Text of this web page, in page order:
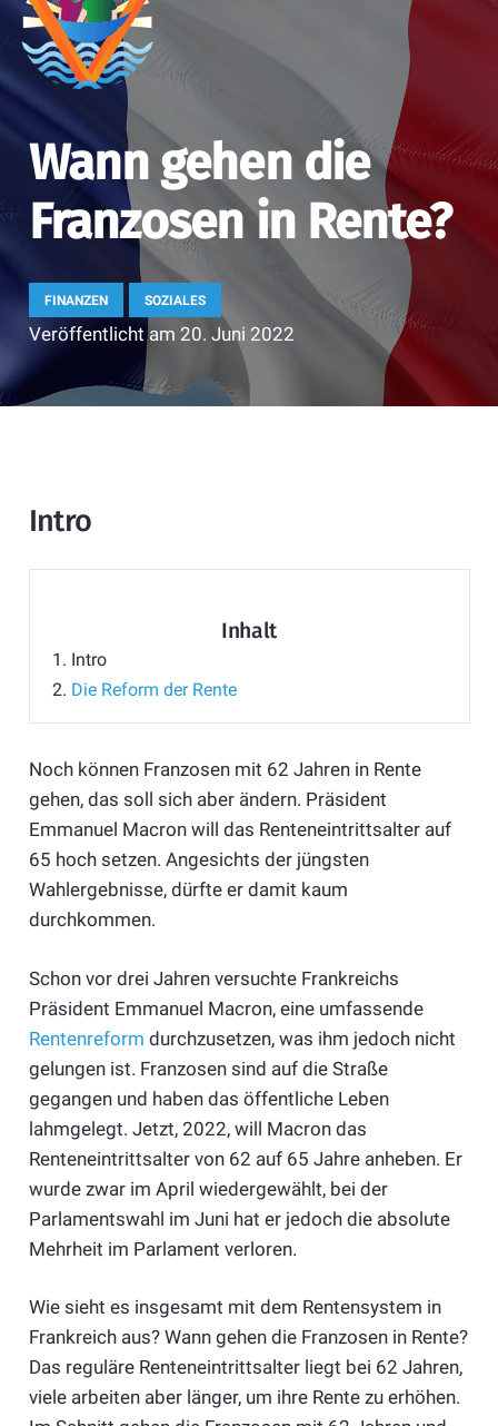
Wann gehen die
Franzosen in Rente?
FINANZEN SOZIALES
Veröffentlicht am 20. Juni 2022
Intro
Inhalt
1. Intro
2. Die Reform der Rente
Noch können Franzosen mit 62 Jahren in Rente
gehen, das soll sich aber ändern. Präsident
Emmanuel Macron will das Renteneintrittsalter auf
65 hoch setzen. Angesichts der jüngsten
Wahlergebnisse, dürfte er damit kaum
durchkommen.
Schon vor drei Jahren versuchte Frankreichs
Präsident Emmanuel Macron, eine umfassende
Rentenreform durchzusetzen, was ihm jedoch nicht
gelungen ist. Franzosen sind auf die Straße
gegangen und haben das öffentliche Leben
lahmgelegt. Jetzt, 2022, will Macron das
Renteneintrittsalter von 62 auf 65 Jahre anheben. Er
wurde zwar im April wiedergewählt, bei der
Parlamentswahl im Juni hat er jedoch die absolute
Mehrheit im Parlament verloren.
Wie sieht es insgesamt mit dem Rentensystem in
Frankreich aus? Wann gehen die Franzosen in Rente?
Das reguläre Renteneintrittsalter liegt bei 62 Jahren,
viele arbeiten aber länger, um ihre Rente zu erhöhen.